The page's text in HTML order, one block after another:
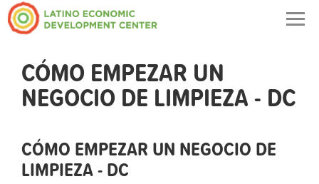
CÓMO EMPEZAR UN
NEGOCIO DE LIMPIEZA - DC
CÓMO EMPEZAR UN NEGOCIO DE
LIMPIEZA - DC